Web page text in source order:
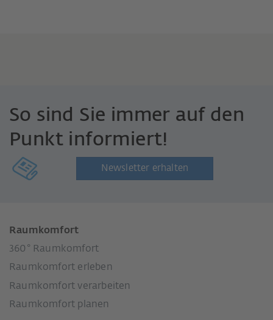
So sind Sie immer auf den
Punkt informiert!
Newsletter erhalten
Raumkomfort
360° Raumkomfort
Raumkomfort erleben
Raumkomfort verarbeiten
Raumkomfort planen